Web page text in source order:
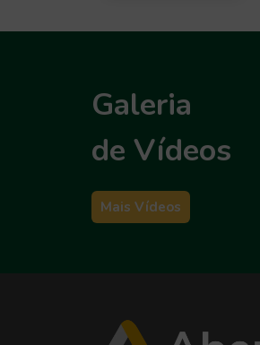
Galeria
de Vídeos
Mais Vídeos